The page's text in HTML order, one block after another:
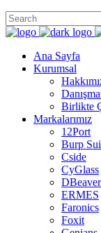
Ana Sayfa
Kurumsal
Birlikte
Markalarımız
12Port
Burp
Cside
CyGlass
DBeaver
ERMES
Faronics
Foxit